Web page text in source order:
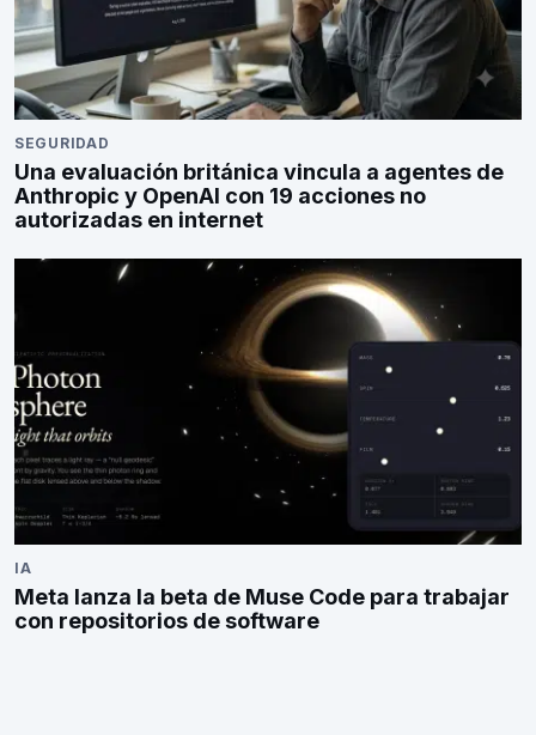
SEGURIDAD
Una evaluación británica vincula a agentes de
Anthropic y OpenAI con 19 acciones no
autorizadas en internet
IA
Meta lanza la beta de Muse Code para trabajar
con repositorios de software